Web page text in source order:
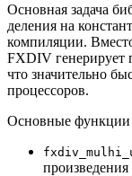
Основная задача
деления на
компиляции.
FXDIV генерирует
что значительно
процессоров.
Основные функции